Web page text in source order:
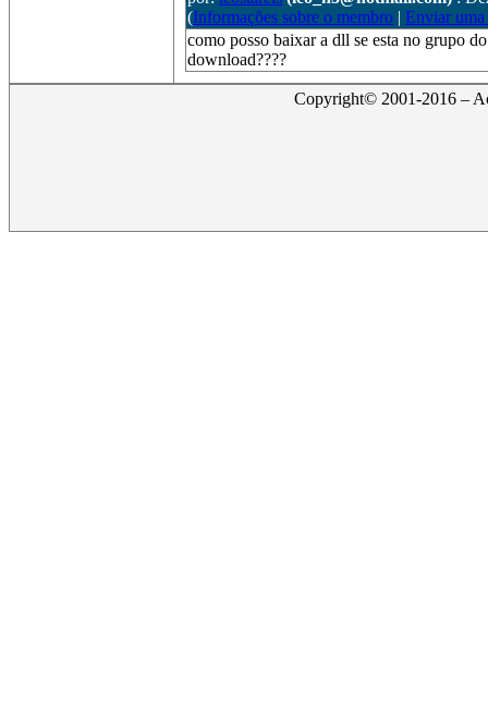
(Informações sobre o membro | Enviar uma
como posso baixar a dll se esta no grupo
download????
Copyright© 2001-2016 –